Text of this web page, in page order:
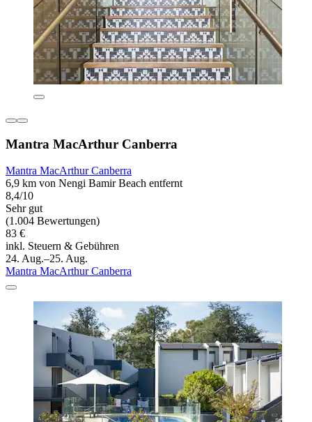
Mantra MacArthur Canberra
Mantra MacArthur Canberra
6,9 km von Nengi Bamir Beach entfernt
8,4/10
Sehr gut
(1.004 Bewertungen)
83 €
inkl. Steuern & Gebühren
24. Aug.–25. Aug.
Mantra MacArthur Canberra